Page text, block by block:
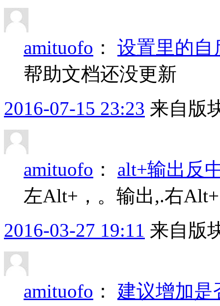
amituofo ： 设置里的自
帮助文档还没更新
2016-07-15 23:23 来自版
amituofo ： alt+输出反
左Alt+，。输出,.右
2016-03-27 19:11 来自版
amituofo ： 建议增加是